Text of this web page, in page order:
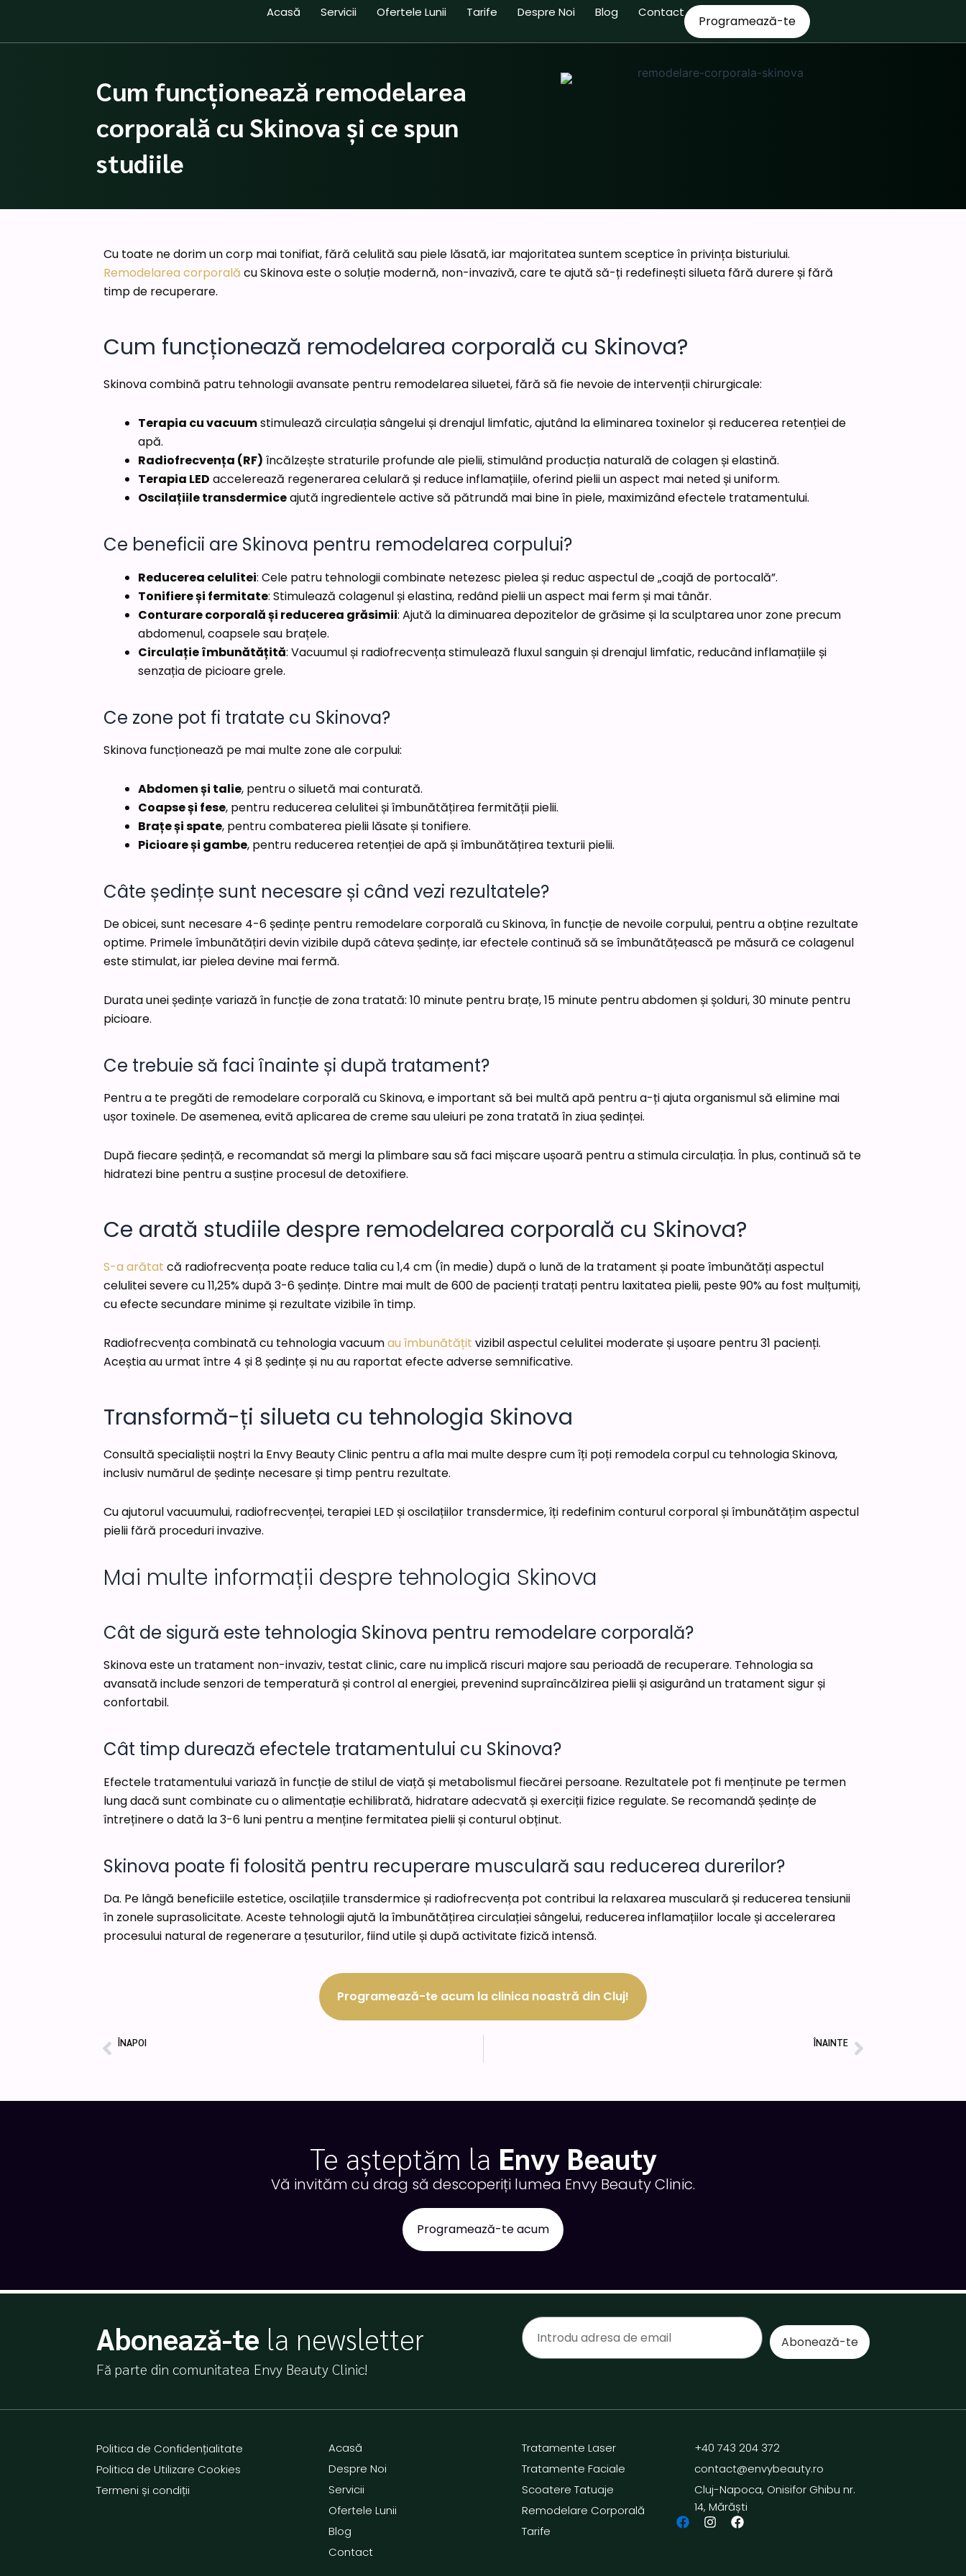
content
Acasă Servicii Ofertele Lunii Tarife Despre Noi Blog Contact
Programează-te
Cum funcționează remodelarea
corporală cu Skinova și ce spun
studiile
Cu toate ne dorim un corp mai tonifiat, fără celulită sau piele lăsată, iar majoritatea suntem sceptice în privința bisturiului.
Remodelarea corporală cu Skinova este o soluție modernă, non-invazivă, care te ajută să-ți redefinești silueta fără durere și fără
timp de recuperare.
Cum funcționează remodelarea corporală cu Skinova?
Skinova combină patru tehnologii avansate pentru remodelarea siluetei, fără să fie nevoie de intervenții chirurgicale:
Terapia cu vacuumstimulează circulația sângelui și drenajul limfatic, ajutând la eliminarea toxinelor și reducerea retenției de
apă.
Radiofrecvența (RF) încălzește straturile profunde ale pielii, stimulând producția naturală de colagen și elastină.
Terapia LED accelerează regenerarea celulară și reduce inflamațiile, oferind pielii un aspect mai neted și uniform.
Oscilațiile transdermiceajută ingredientele active să pătrundă mai bine în piele, maximizând efectele tratamentului.
Ce beneficii are Skinova pentru remodelarea corpului?
Reducerea celulitei: Cele patru tehnologii combinate netezesc pielea și reduc aspectul de „coajă de portocală”.
Tonifiere și fermitate: Stimulează colagenul și elastina, redând pielii un aspect mai ferm și mai tânăr.
Conturare corporală și reducerea grăsimii: Ajută la diminuarea depozitelor de grăsime și la sculptarea unor zone precum
abdomenul, coapsele sau brațele.
Circulație îmbunătățită: Vacuumul și radiofrecvența stimulează fluxul sanguin și drenajul limfatic, reducând inflamațiile și
senzația de picioare grele.
Ce zone pot fi tratate cu Skinova?
Skinova funcționează pe mai multe zone ale corpului:
Abdomen și talie, pentru o siluetă mai conturată.
Coapse și fese, pentru reducerea celulitei și îmbunătățirea fermității pielii.
Brațe și spate, pentru combaterea pielii lăsate și tonifiere.
Picioare și gambe, pentru reducerea retenției de apă și îmbunătățirea texturii pielii.
Câte ședințe sunt necesare și când vezi rezultatele?
De obicei, sunt necesare 4-6 ședințe pentru remodelare corporală cu Skinova, în funcție de nevoile corpului, pentru a obține rezultate
optime. Primele îmbunătățiri devin vizibile după câteva ședințe, iar efectele continuă să se îmbunătățească pe măsură ce colagenul
este stimulat, iar pielea devine mai fermă.
Durata unei ședințe variază în funcție de zona tratată: 10 minute pentru brațe, 15 minute pentru abdomen și șolduri, 30 minute pentru
picioare.
Ce trebuie să faci înainte și după tratament?
Pentru a te pregăti de remodelare corporală cu Skinova, e important să bei multă apă pentru a-ți ajuta organismul să elimine mai
ușor toxinele. De asemenea, evită aplicarea de creme sau uleiuri pe zona tratată în ziua ședinței.
După fiecare ședință, e recomandat să mergi la plimbare sau să faci mișcare ușoară pentru a stimula circulația. În plus, continuă să te
hidratezi bine pentru a susține procesul de detoxifiere.
Ce arată studiile despre remodelarea corporală cu Skinova?
S-a arătat că radiofrecvența poate reduce talia cu 1,4 cm (în medie) după o lună de la tratament și poate îmbunătăți aspectul
celulitei severe cu 11,25% după 3-6 ședințe. Dintre mai mult de 600 de pacienți tratați pentru laxitatea pielii, peste 90% au fost mulțumiți,
cu efecte secundare minime și rezultate vizibile în timp.
Radiofrecvența combinată cu tehnologia vacuumau îmbunătățit vizibil aspectul celulitei moderate și ușoare pentru 31 pacienți.
Aceștia au urmat între 4 și 8 ședințe și nu au raportat efecte adverse semnificative.
Transformă-ți silueta cu tehnologia Skinova
Consultă specialiștii noștri la Envy Beauty Clinic pentru a afla mai multe despre cum îți poți remodela corpul cu tehnologia Skinova,
inclusiv numărul de ședințe necesare și timp pentru rezultate.
Cu ajutorul vacuumului, radiofrecvenței, terapiei LED și oscilațiilor transdermice, îți redefinim conturul corporal și îmbunătățim aspectul
pielii fără proceduri invazive.
Mai multe informații despre tehnologia Skinova
Cât de sigură este tehnologia Skinova pentru remodelare corporală?
Skinova este un tratament non-invaziv, testat clinic, care nu implică riscuri majore sau perioadă de recuperare. Tehnologia sa
avansată include senzori de temperatură și control al energiei, prevenind supraîncălzirea pielii și asigurând un tratament sigur și
confortabil.
Cât timp durează efectele tratamentului cu Skinova?
Efectele tratamentului variază în funcție de stilul de viață și metabolismul fiecărei persoane. Rezultatele pot fi menținute pe termen
lung dacă sunt combinate cu o alimentație echilibrată, hidratare adecvată și exerciții fizice regulate. Se recomandă ședințe de
întreținere o dată la 3-6 luni pentru a menține fermitatea pielii și conturul obținut.
Skinova poate fi folosită pentru recuperare musculară sau reducerea durerilor?
Da. Pe lângă beneficiile estetice, oscilațiile transdermice și radiofrecvența pot contribui la relaxarea musculară și reducerea tensiunii
în zonele suprasolicitate. Aceste tehnologii ajută la îmbunătățirea circulației sângelui, reducerea inflamațiilor locale și accelerarea
procesului natural de regenerare a țesuturilor, fiind utile și după activitate fizică intensă.
Programează-te acum la clinica noastră din Cluj!
Prev
ÎNAPOI ÎNAINTENext
Te așteptăm la Envy Beauty
Vă invităm cu drag să descoperiți lumea Envy Beauty Clinic.
Programează-te acum
Abonează-te la newsletter
Fă parte din comunitatea Envy Beauty Clinic!
Abonează-te
Politica de Confidențialitate
Politica de Utilizare Cookies
Termeni și condiții
Acasă
Despre Noi
Servicii
Ofertele Lunii
Blog
Contact
Tratamente Laser
Tratamente Faciale
Scoatere Tatuaje
Remodelare Corporală
Tarife
+40 743 204 372
contact@envybeauty.ro
Cluj-Napoca, Onisifor Ghibu nr.
14, Mărăști
F
a
I
F
a